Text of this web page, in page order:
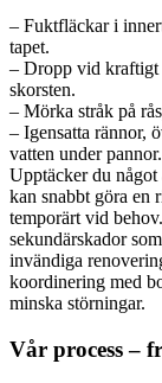
– Fuktfläckar i
tapet.
– Dropp vid kraftigt
skorsten.
– Mörka stråk på
– Igensatta rännor,
vatten under pannor.
Upptäcker du något
kan snabbt göra en
temporärt vid
sekundärskador
invändiga
koordinering med
minska störningar.
Vår process –